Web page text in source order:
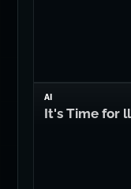
AI
It's Time for